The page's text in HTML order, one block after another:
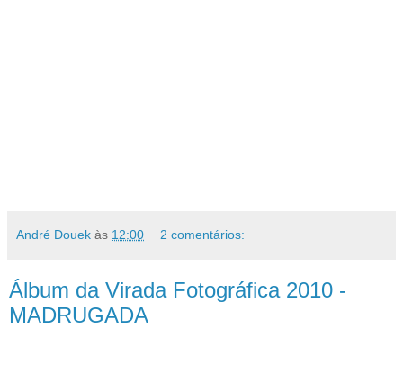
André Douek às 12:00 2 comentários:
Álbum da Virada Fotográfica 2010 -
MADRUGADA